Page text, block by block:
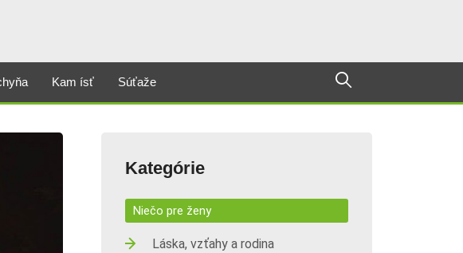
Kam ísť Súťaže
Kategórie
Niečo pre ženy
Láska, vzťahy a rodina